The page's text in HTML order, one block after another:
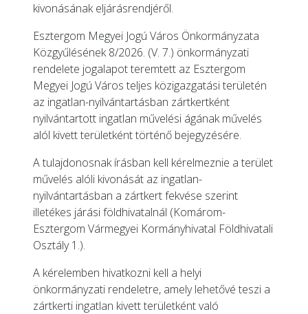
kivonásának eljárásrendjéről.
Esztergom Megyei Jogú Város Önkormányzata
Közgyűlésének 8/2026. (V. 7.) önkormányzati
rendelete jogalapot teremtett az Esztergom
Megyei Jogú Város teljes közigazgatási területén
az ingatlan-nyilvántartásban zártkertként
nyilvántartott ingatlan művelési ágának művelés
alól kivett területként történő bejegyzésére.
A tulajdonosnak írásban kell kérelmeznie a terület
művelés alóli kivonását az ingatlan-
nyilvántartásban a zártkert fekvése szerint
illetékes járási földhivatalnál (Komárom-
Esztergom Vármegyei Kormányhivatal Földhivatali
Osztály 1.).
A kérelemben hivatkozni kell a helyi
önkormányzati rendeletre, amely lehetővé teszi a
zártkerti ingatlan kivett területként való